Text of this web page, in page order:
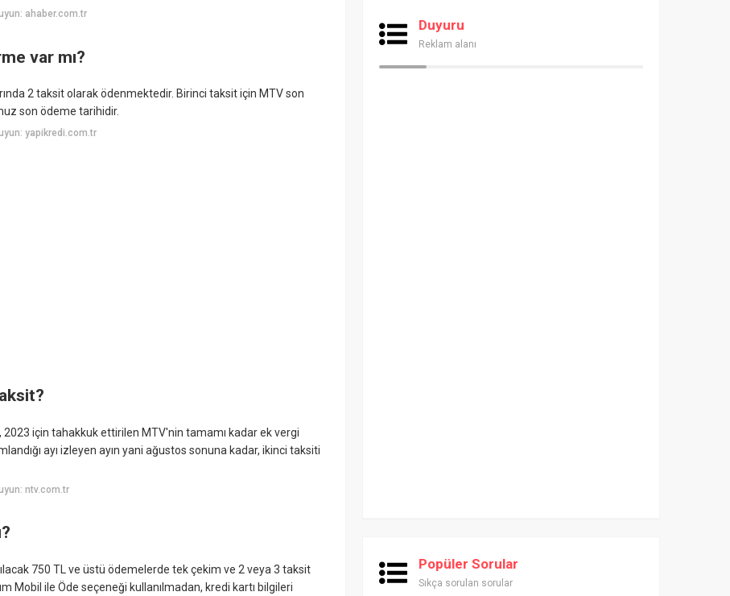
ahaber.com.tr
var mı?
2 taksit olarak ödenmektedir. Birinci taksit için MTV son
son ödeme tarihidir.
yapikredi.com.tr
2023 için tahakkuk ettirilen MTV'nin tamamı kadar ek vergi
ayı izleyen ayın yani ağustos sonuna kadar, ikinci taksiti
ntv.com.tr
750 TL ve üstü ödemelerde tek çekim ve 2 veya 3 taksit
Mobil ile Öde seçeneği kullanılmadan, kredi kartı bilgileri
Duyuru
Reklam alanı
Popüler Sorular
Sıkça sorulan sorular